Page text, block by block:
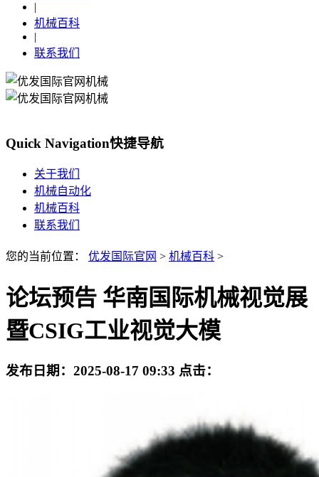
|
机械百科
|
联系我们
Quick Navigation快捷导航
关于我们
机械自动化
机械百科
联系我们
您的当前位置： 优发国际官网 > 机械百科 >
论坛预告 华南国际机械视觉展
暨CSIG工业视觉大模
发布日期： 2025-08-17 09:33 点击：